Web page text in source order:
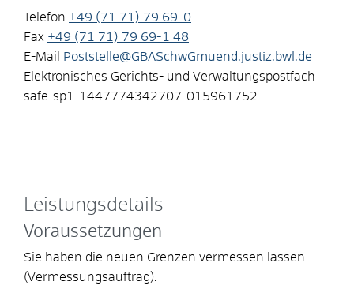
Telefon +49 (71 71) 79 69-0
Fax +49 (71 71) 79 69-1 48
E-Mail
Poststelle@GBASchwGmuend.justiz.bwl.de
Elektronisches Gerichts- und Verwaltungspostfach
safe-sp1-1447774342707-015961752
Leistungsdetails
Voraussetzungen
Sie haben die neuen Grenzen vermessen lassen
(Vermessungsauftrag).